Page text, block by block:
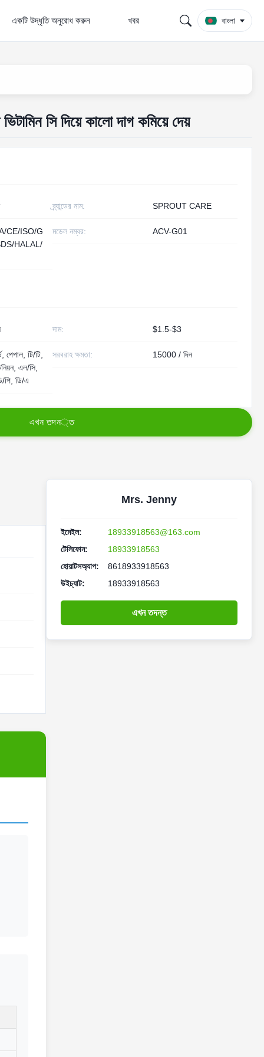
একটি উদ্ধৃতি অনুরোধ করুন খবর বাংলা
সি দিয়ে কালো দাগ কমিয়ে দেয়
ব্র্যান্ডের নাম: SPROUT CARE
CE/ISO/G
HALAL/
মডেল নম্বর: ACV-G01
দাম: $1.5-$3
পেপাল, টি/টি,
এল/সি,
পি, ডি/এ
সরবরাহ ক্ষমতা: 15000 / দিন
এখন তদন্ত
Mrs. Jenny
ইমেইল:
18933918563@163.com
টেলিফোন:
18933918563
হোয়াটসঅ্যাপ:
8618933918563
উইচ্যাট:
18933918563
এখন তদন্ত